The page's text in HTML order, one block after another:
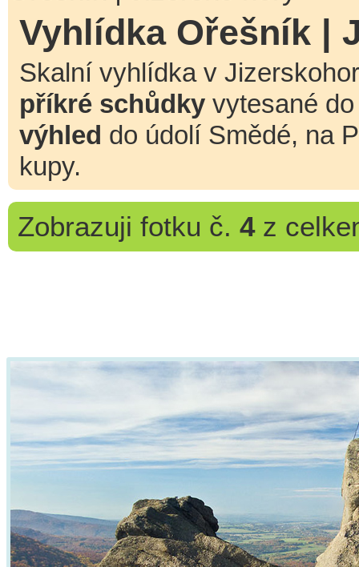
Vyhlídka Ořešník |
Skalní vyhlídka v
příkré schůdkyvytesané
výhled do údolí Smědé, na
kupy.
Zobrazuji fotku č. 4z